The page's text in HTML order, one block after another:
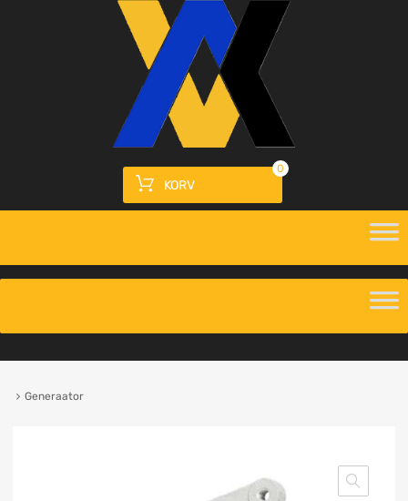
KORV
0
Generaator